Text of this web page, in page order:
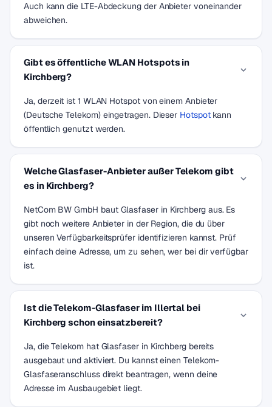
Auch kann die LTE-Abdeckung der Anbieter voneinander
abweichen.
Gibt es öffentliche WLAN Hotspots in
Kirchberg?
Ja, derzeit ist 1 WLAN Hotspot von einem Anbieter
(Deutsche Telekom) eingetragen. Dieser Hotspotkann
öffentlich genutzt werden.
Welche Glasfaser-Anbieter außer Telekom gibt
es in Kirchberg?
NetCom BW GmbH baut Glasfaser in Kirchberg aus. Es
gibt noch weitere Anbieter in der Region, die du über
unseren Verfügbarkeitsprüfer identifizieren kannst. Prüf
einfach deine Adresse, um zu sehen, wer bei dir verfügbar
ist.
Ist die Telekom-Glasfaser im Illertal bei
Kirchberg schon einsatzbereit?
Ja, die Telekom hat Glasfaser in Kirchberg bereits
ausgebaut und aktiviert. Du kannst einen Telekom-
Glasfaseranschluss direkt beantragen, wenn deine
Adresse im Ausbaugebiet liegt.